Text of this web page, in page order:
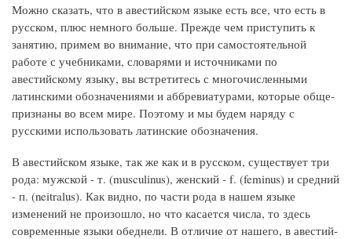
Можно сказать, что в авестийском языке есть все, что есть в
русском, плюс немного больше. Прежде чем приступить к
занятию, примем во внимание, что при самостоятельной
работе с учебниками, словарями и источниками по
авестийскому языку, вы встретитесь с многочисленными
латинскими обозначениями и аббревиатурами, которые обще-
признаны во всем мире. Поэтому и мы будем наряду с
русскими использовать латинские обозначения.
В авестийском языке, так же как и в русском, существует три
рода: мужской - т. (musculinus), женский - f. (feminus) и средний
- п. (neitralus). Как видно, по части рода в нашем языке
изменений не произошло, но что касается числа, то здесь
современные языки обеднели. В отличие от нашего, в авестий-